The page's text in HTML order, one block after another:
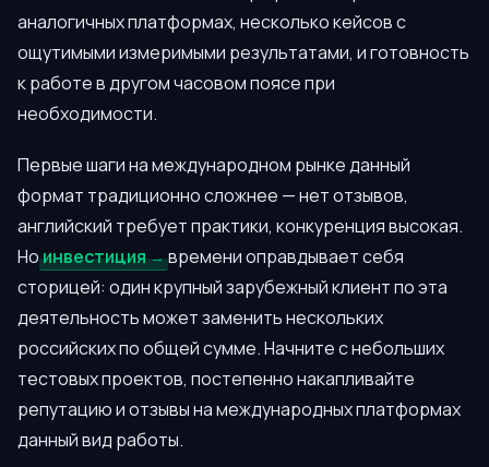
аналогичных платформах, несколько кейсов с
ощутимыми измеримыми результатами, и готовность
к работе в другом часовом поясе при
необходимости.
Первые шаги на международном рынке данный
формат традиционно сложнее — нет отзывов,
английский требует практики, конкуренция высокая.
Ноинвестиция
времени оправдывает себя
сторицей: один крупный зарубежный клиент по эта
деятельность может заменить нескольких
российских по общей сумме. Начните с небольших
тестовых проектов, постепенно накапливайте
репутацию и отзывы на международных платформах
данный вид работы.